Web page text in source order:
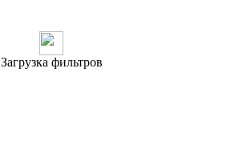
Загрузка фильтров